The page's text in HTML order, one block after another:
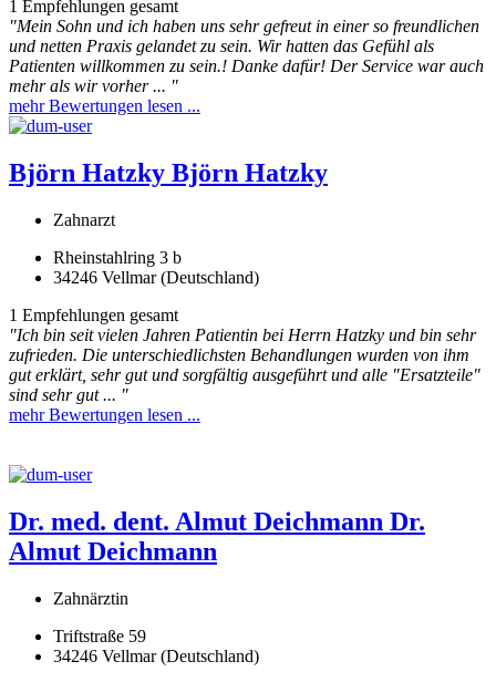
1 Empfehlungen gesamt
"Mein Sohn und ich haben uns sehr gefreut in einer so freundlichen
und netten Praxis gelandet zu sein. Wir hatten das Gefühl als
Patienten willkommen zu sein.! Danke dafür! Der Service war auch
mehr als wir vorher ... "
mehr Bewertungen lesen ...
Björn Hatzky Björn Hatzky
Zahnarzt
Rheinstahlring 3 b
34246 Vellmar (Deutschland)
1 Empfehlungen gesamt
"Ich bin seit vielen Jahren Patientin bei Herrn Hatzky und bin sehr
zufrieden. Die unterschiedlichsten Behandlungen wurden von ihm
gut erklärt, sehr gut und sorgfältig ausgeführt und alle "Ersatzteile"
sind sehr gut ... "
mehr Bewertungen lesen ...
Dr. med. dent. Almut Deichmann Dr.
Almut Deichmann
Zahnärztin
Triftstraße 59
34246 Vellmar (Deutschland)